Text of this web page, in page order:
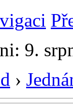
9.
›